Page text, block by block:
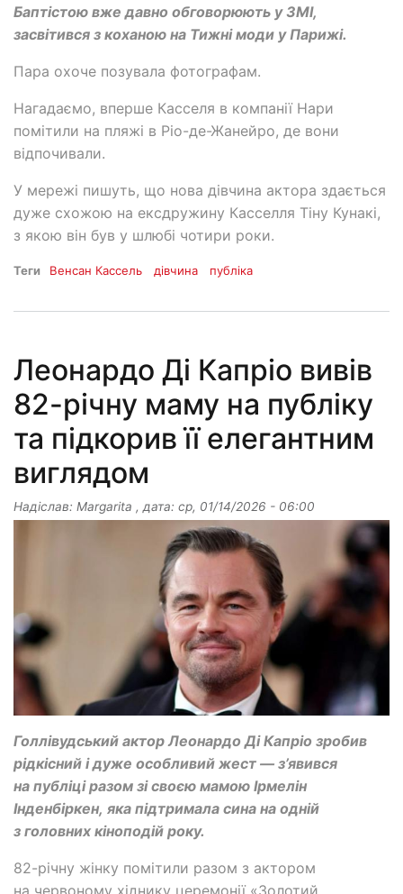
Баптістою вже давно обговорюють у ЗМІ,
засвітився з коханою на Тижні моди у Парижі.
Пара охоче позувала фотографам.
Нагадаємо, вперше Касселя в компанії Нари
помітили на пляжі в Ріо-де-Жанейро, де вони
відпочивали.
У мережі пишуть, що нова дівчина актора здається
дуже схожою на ексдружину Касселля Тіну Кунакі,
з якою він був у шлюбі чотири роки.
Теги Венсан Кассель дівчина публіка
Леонардо Ді Капріо вивів
82-річну маму на публіку
та підкорив її елегантним
виглядом
Надіслав: Margarita , дата: ср, 01/14/2026 - 06:00
Голлівудський актор Леонардо Ді Капріо зробив
рідкісний і дуже особливий жест — з’явився
на публіці разом зі своєю мамою Ірмелін
Інденбіркен, яка підтримала сина на одній
з головних кіноподій року.
82-річну жінку помітили разом з актором
на червоному хіднику церемонії «Золотий